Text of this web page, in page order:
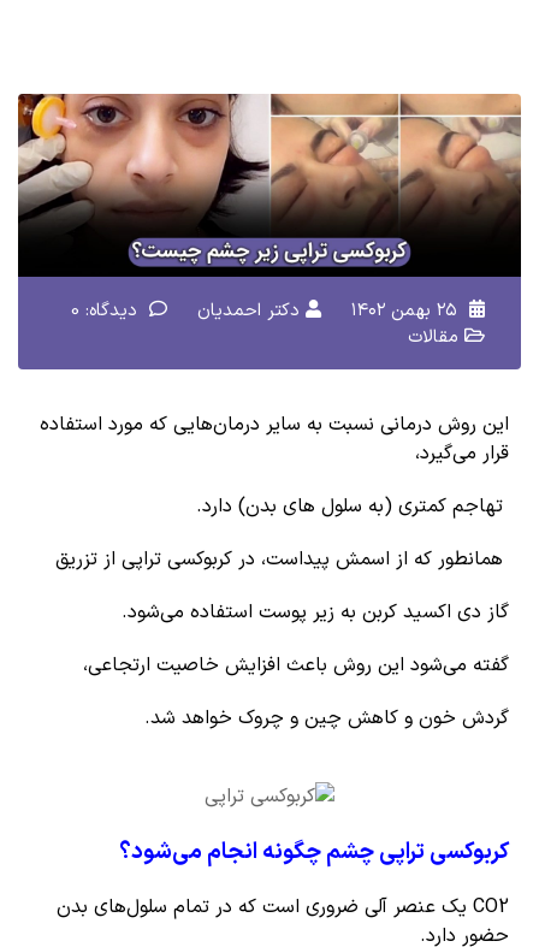
دکتر احمدیان
دیدگاه: 0
مقالات
این روش درمانی نسبت به سایر درمان‌هایی که مورد استفاده
قرار می‌گیرد،
تهاجم کمتری (به سلول های بدن) دارد.
همانطور که از اسمش پیداست، در کربوکسی تراپی از تزریق
گاز دی اکسید کربن به زیر پوست استفاده می‌شود.
گفته می‌شود این روش باعث افزایش خاصیت ارتجاعی،
گردش خون و کاهش چین و چروک خواهد شد.
کربوکسی تراپی چشم چگونه انجام می‌شود؟
CO2 یک عنصر آلی ضروری است که در تمام سلول‌های بدن
حضور دارد.